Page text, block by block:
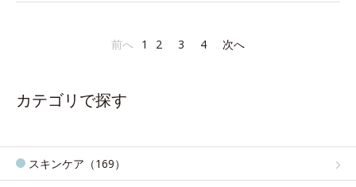
前へ 1 2 3 4 次へ
カテゴリで探す
スキンケア（169）